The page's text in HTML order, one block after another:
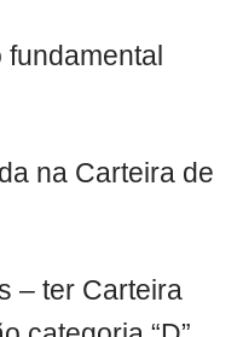
na Carteira de
– ter Carteira